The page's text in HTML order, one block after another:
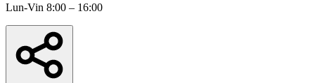
Lun-Vin 8:00 – 16:00